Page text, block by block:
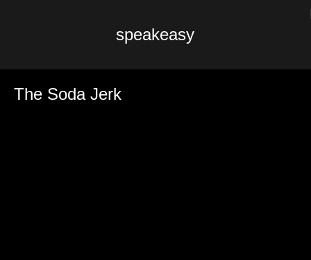
speakeasy
The Soda Jerk